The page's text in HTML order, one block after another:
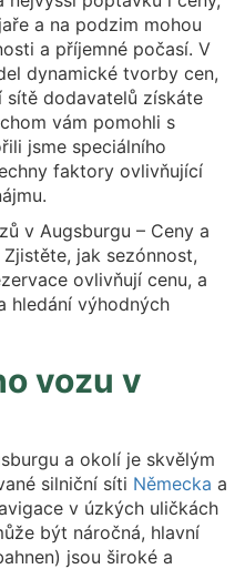
a na podzim mohou
a příjemné počasí. V
dynamické tvorby cen,
sítě dodavatelů získáte
vám pomohli s
jsme speciálního
faktory ovlivňující
v Augsburgu – Ceny a
jak sezónnost,
ovlivňují cenu, a
hledání výhodných
vozu v
a okolí je skvělým
silniční síti Německa a
v úzkých uličkách
být náročná, hlavní
jsou široké a